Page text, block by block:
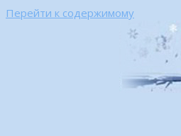
Перейти к содержимому